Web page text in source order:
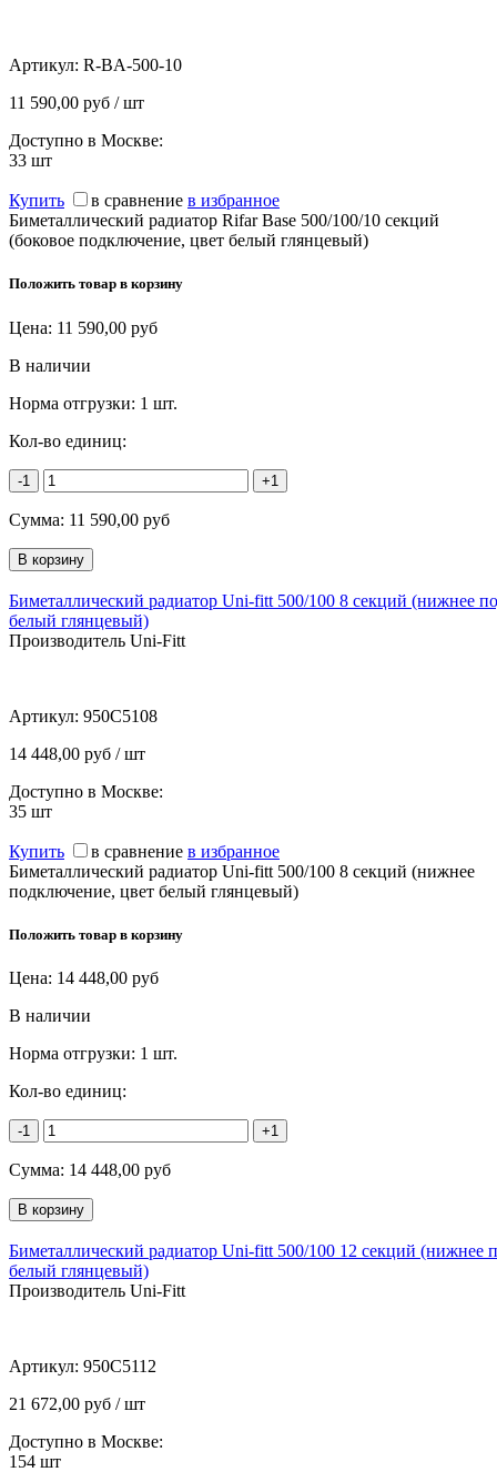
Артикул: R-BA-500-10
11 590,00 руб / шт
Доступно в Москве:
33 шт
Купить в сравнение в избранное
Биметаллический радиатор Rifar Base 500/100/10 секций
(боковое подключение, цвет белый глянцевый)
Положить товар в корзину
Цена: 11 590,00 руб
В наличии
Норма отгрузки: 1 шт.
Кол-во единиц:
-1 +1
Сумма: 11 590,00 руб
Биметаллический радиатор Uni-fitt 500/100 8 секций (нижнее
белый глянцевый)
Производитель Uni-Fitt
Артикул: 950C5108
14 448,00 руб / шт
Доступно в Москве:
35 шт
Купить в сравнение в избранное
Биметаллический радиатор Uni-fitt 500/100 8 секций (нижнее
подключение, цвет белый глянцевый)
Положить товар в корзину
Цена: 14 448,00 руб
В наличии
Норма отгрузки: 1 шт.
Кол-во единиц:
-1 +1
Сумма: 14 448,00 руб
Биметаллический радиатор Uni-fitt 500/100 12 секций (нижнее
белый глянцевый)
Производитель Uni-Fitt
Артикул: 950C5112
21 672,00 руб / шт
Доступно в Москве:
154 шт